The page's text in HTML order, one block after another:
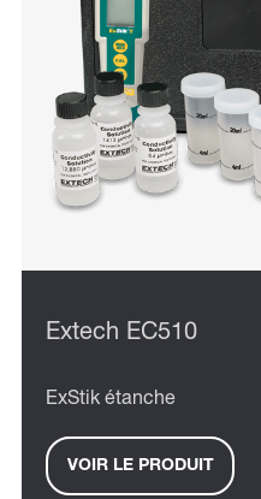
Extech EC510
ExStik étanche
VOIR LE PRODUIT